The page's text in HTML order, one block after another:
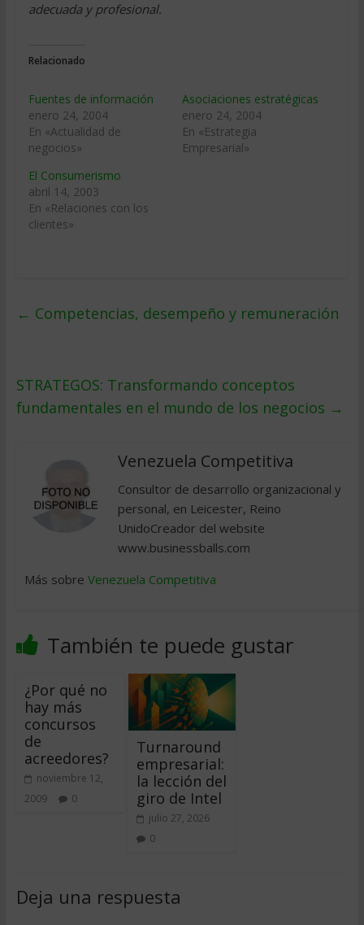
adecuada y profesional.
Relacionado
Fuentes de información
enero 24, 2004
En «Actualidad de
negocios»
Asociaciones estratégicas
enero 24, 2004
En «Estrategia
Empresarial»
El Consumerismo
abril 14, 2003
En «Relaciones con los
clientes»
← Competencias, desempeño y remuneración
STRATEGOS: Transformando conceptos
fundamentales en el mundo de los negocios →
Venezuela Competitiva
Consultor de desarrollo organizacional y
personal, en Leicester, Reino
UnidoCreador del website
www.businessballs.com
Más sobre Venezuela Competitiva
También te puede gustar
¿Por qué no
hay más
concursos
de
acreedores?
noviembre 12,
2009
0
Turnaround
empresarial:
la lección del
giro de Intel
julio 27, 2026
0
Deja una respuesta